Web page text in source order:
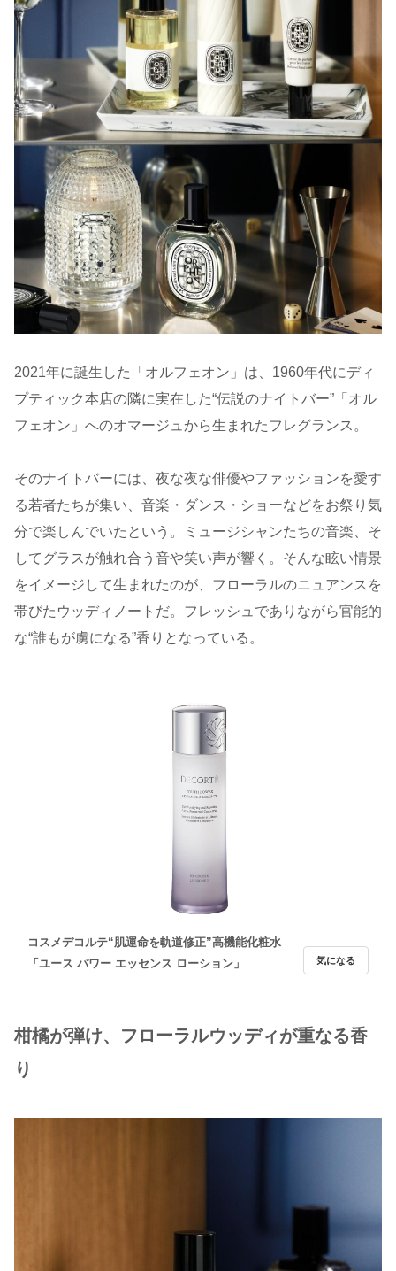
2021年に誕生した「オルフェオン」は、1960年代にディ
プティック本店の隣に実在した“伝説のナイトバー”「オル
フェオン」へのオマージュから生まれたフレグランス。
そのナイトバーには、夜な夜な俳優やファッションを愛す
る若者たちが集い、音楽・ダンス・ショーなどをお祭り気
分で楽しんでいたという。ミュージシャンたちの音楽、そ
してグラスが触れ合う音や笑い声が響く。そんな眩い情景
をイメージして生まれたのが、フローラルのニュアンスを
帯びたウッディノートだ。フレッシュでありながら官能的
な“誰もが虜になる”香りとなっている。
コスメデコルテ“肌運命を軌道修正”高機能化粧水
「ユース パワー エッセンス ローション」
気になる
柑橘が弾け、フローラルウッディが重なる香
り